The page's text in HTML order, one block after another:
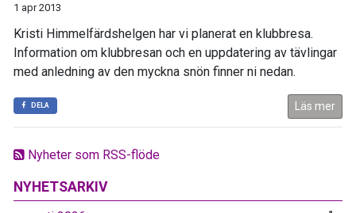
Nyheter som RSS-flöde
NYHETSARKIV
1 apr 2013
Kristi Himmelfärdshelgen har vi planerat en klubbresa.
Information om klubbresan och en uppdatering av tävlingar
med anledning av den myckna snön finner ni nedan.
DELA Läs mer